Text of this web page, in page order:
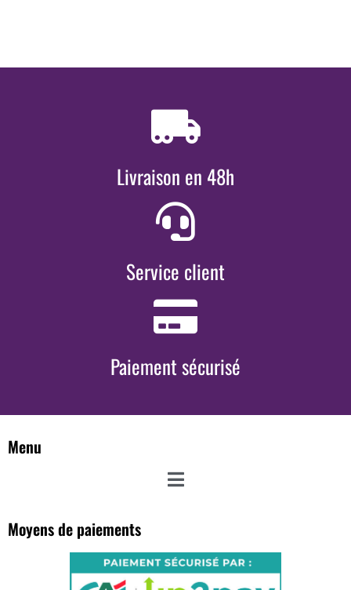
Livraison en 48h
Service client
Paiement sécurisé
Menu
Moyens de paiements